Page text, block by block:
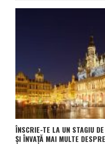
ÎNSCRIE-TE LA UN STAGIU
ŞI ÎNVAŢĂ MAI MULTE